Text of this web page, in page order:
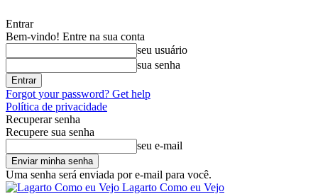
Entrar
Bem-vindo! Entre na sua conta
seu usuário
sua senha
Forgot your password? Get help
Política de privacidade
Recuperar senha
Recupere sua senha
seu e-mail
Uma senha será enviada por e-mail para você.
Lagarto Como eu Vejo